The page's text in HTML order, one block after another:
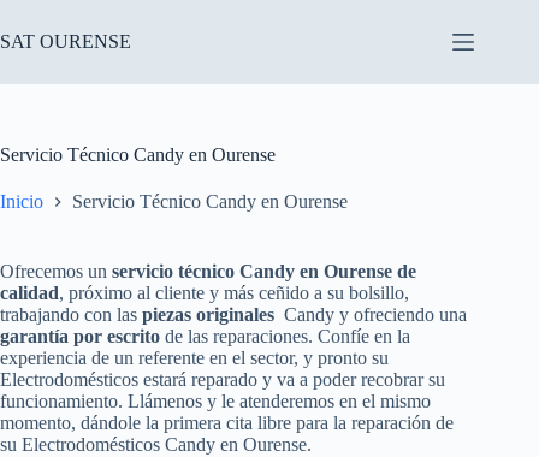
al
contenido
SAT OURENSE
Servicio Técnico Candy en Ourense
Inicio Servicio Técnico Candy en Ourense
Ofrecemos un servicio técnico Candy en Ourense de
calidad, próximo al cliente y más ceñido a su bolsillo,
trabajando con las piezas originales Candy y ofreciendo una
garantía por escrito de las reparaciones. Confíe en la
experiencia de un referente en el sector, y pronto su
Electrodomésticos estará reparado y va a poder recobrar su
funcionamiento. Llámenos y le atenderemos en el mismo
momento, dándole la primera cita libre para la reparación de
su Electrodomésticos Candy en Ourense.